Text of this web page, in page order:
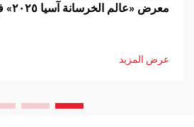
معرض «عالم الخرسانة آسيا ٢٠٢٥» في شنغهاي
عرض المزيد